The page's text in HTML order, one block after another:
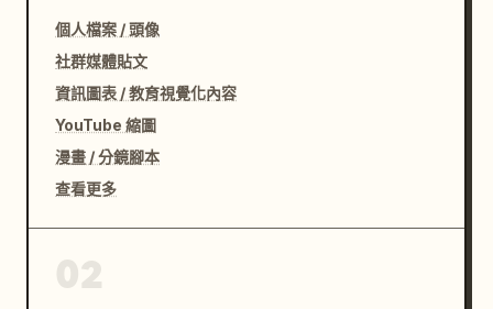
個人檔案 / 頭像
社群媒體貼文
資訊圖表 / 教育視覺化內容
YouTube 縮圖
漫畫 / 分鏡腳本
查看更多